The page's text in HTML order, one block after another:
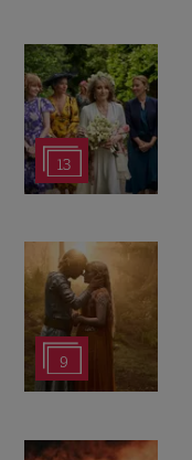
13
9